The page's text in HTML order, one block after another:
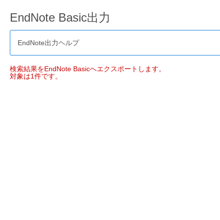
EndNote Basic出力
EndNote出力ヘルプ
検索結果をEndNote Basicへエクスポートします。
対象は1件です。